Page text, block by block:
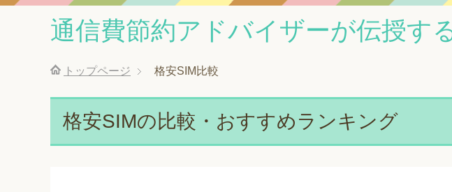
通信費節約アドバイザーが伝授す
トップページ 格安SIM比較
格安SIMの比較・おすすめランキング